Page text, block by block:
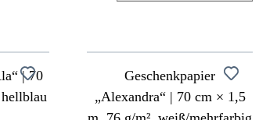
| 70
Geschenkpapier
„Alexandra“ | 70 cm × 1,5